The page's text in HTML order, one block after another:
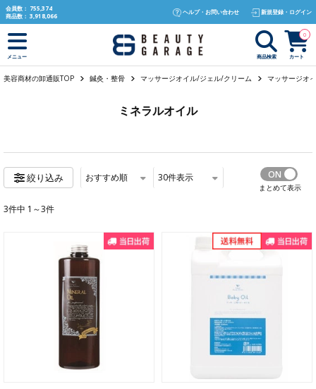
text.skipToContent
text.skipToNavigation
会員数： 755,374
商品数： 3,918,066
ヘルプ・お問い合わせ 新規登録・ログイン
メニュー 商品検索 カート
0
美容商材の卸通販TOP 鍼灸・整骨 マッサージオイル/ジェル/クリーム マッサージオ
ミネラルオイル
絞り込み おすすめ順 30件表示
まとめて表示
3件中 1～3件